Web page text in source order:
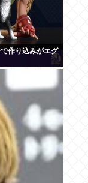
作り込みがエグ